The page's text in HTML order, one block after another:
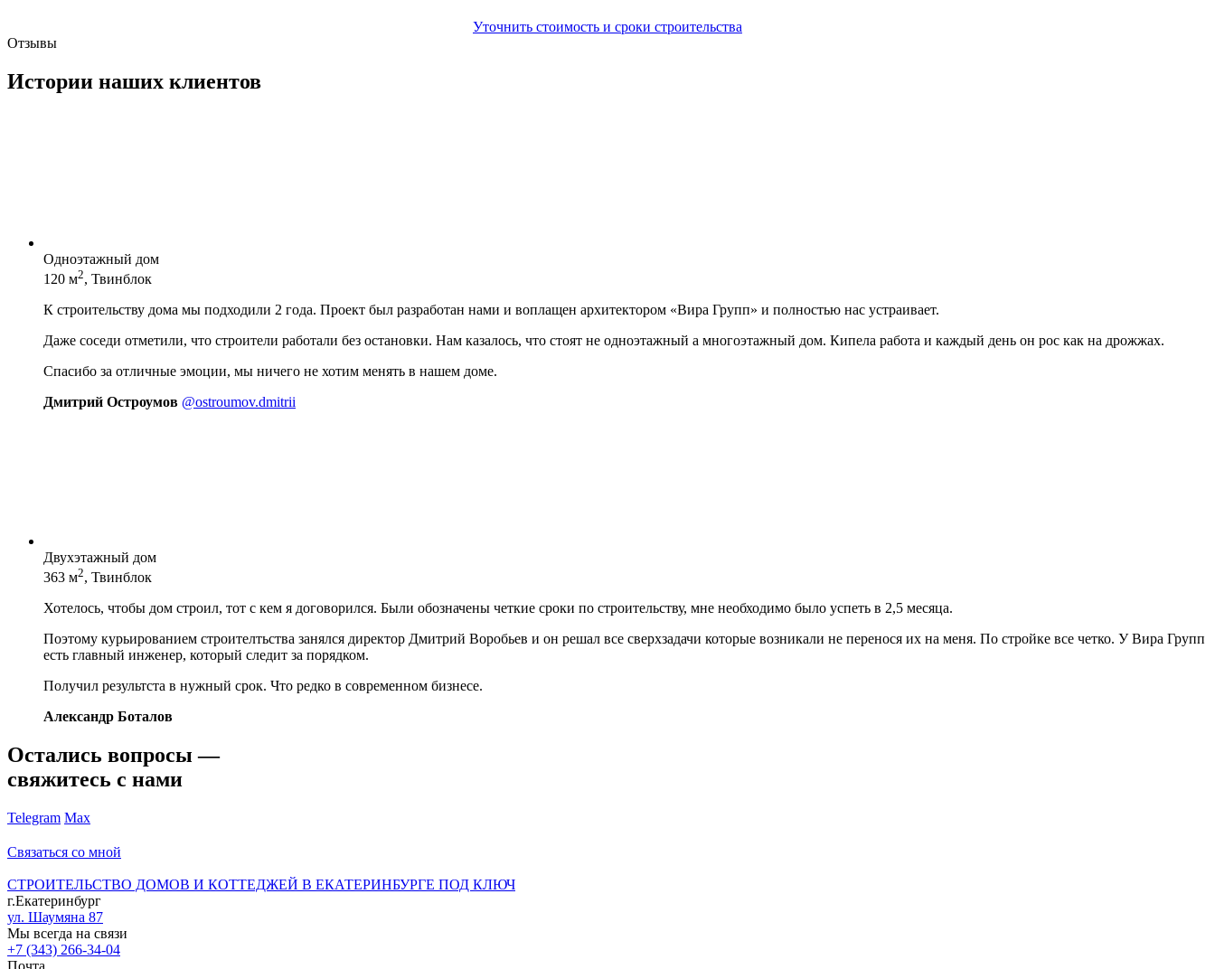
Уточнить стоимость и сроки строительства
Отзывы
Истории наших клиентов
Одноэтажный дом
120 м2, Твинблок
К строительству дома мы подходили 2 года. Проект был разработан нами и воплащен архитектором «Вира Групп» и полностью нас устраивает.
Даже соседи отметили, что строители работали без остановки. Нам казалось, что стоят не одноэтажный а многоэтажный дом. Кипела работа и каждый день он рос как на дрожжах.
Спасибо за отличные эмоции, мы ничего не хотим менять в нашем доме.
Дмитрий Остроумов @ostroumov.dmitrii
Двухэтажный дом
363 м2, Твинблок
Хотелось, чтобы дом строил, тот с кем я договорился. Были обозначены четкие сроки по строительству, мне необходимо было успеть в 2,5 месяца.
Поэтому курьированием строителтьства занялся директор Дмитрий Воробьев и он решал все сверхзадачи которые возникали не перенося их на меня. По стройке все четко. У Вира Групп
есть главный инженер, который следит за порядком.
Получил результста в нужный срок. Что редко в современном бизнесе.
Александр Боталов
Остались вопросы —
свяжитесь с нами
Telegram Max
Связаться со мной
СТРОИТЕЛЬСТВО ДОМОВ И КОТТЕДЖЕЙ В ЕКАТЕРИНБУРГЕ ПОД КЛЮЧ
г.Екатеринбург
ул. Шаумяна 87
Мы всегда на связи
+7 (343) 266-34-04
Почта